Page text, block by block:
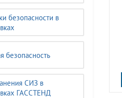
безопасности в
безопасность
СИЗ в
ГАССТЕНД